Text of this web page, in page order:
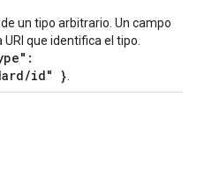
un tipo arbitrario. Un campo
que identifica el tipo.
id" }